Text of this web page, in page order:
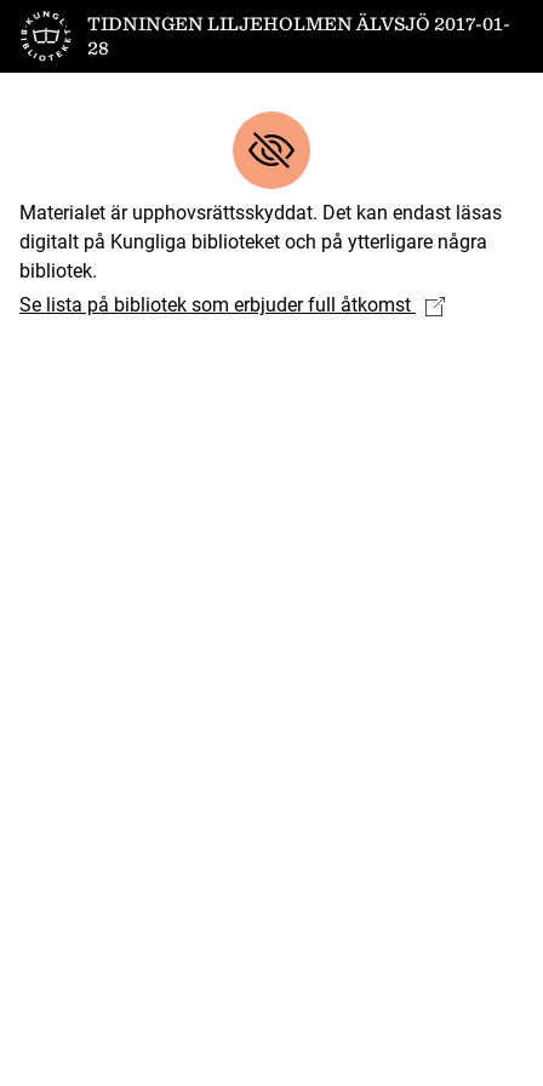
Till startsidanTIDNINGEN LILJEHOLMEN ÄLVSJÖ 2017-01-
28
Materialet är upphovsrättsskyddat. Det kan endast läsas
digitalt på Kungliga biblioteket och på ytterligare några
bibliotek.
Se lista på bibliotek som erbjuder full åtkomst